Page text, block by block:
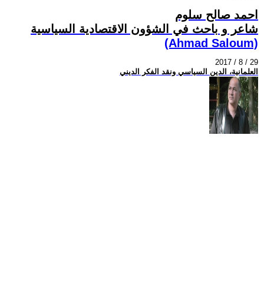
احمد صالح سلوم
شاعر و باحث في الشؤون الاقتصادية السياسية
(Ahmad Saloum)
2017 / 8 / 29
العلمانية، الدين السياسي ونقد الفكر الديني